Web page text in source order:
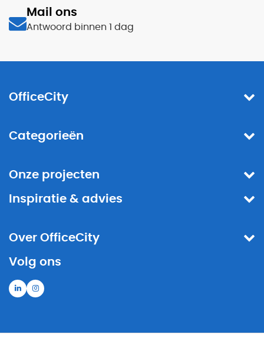
Mail ons
Antwoord binnen 1 dag
OfficeCity
Categorieën
Onze projecten
Inspiratie & advies
Over OfficeCity
Volg ons